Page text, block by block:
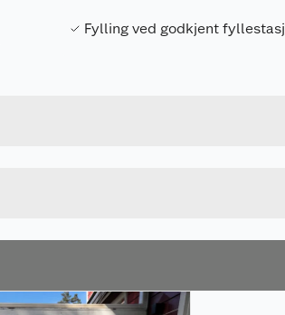
Fylling ved godkjent